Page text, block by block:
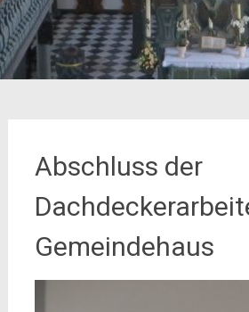
Abschluss der
Gemeindehaus